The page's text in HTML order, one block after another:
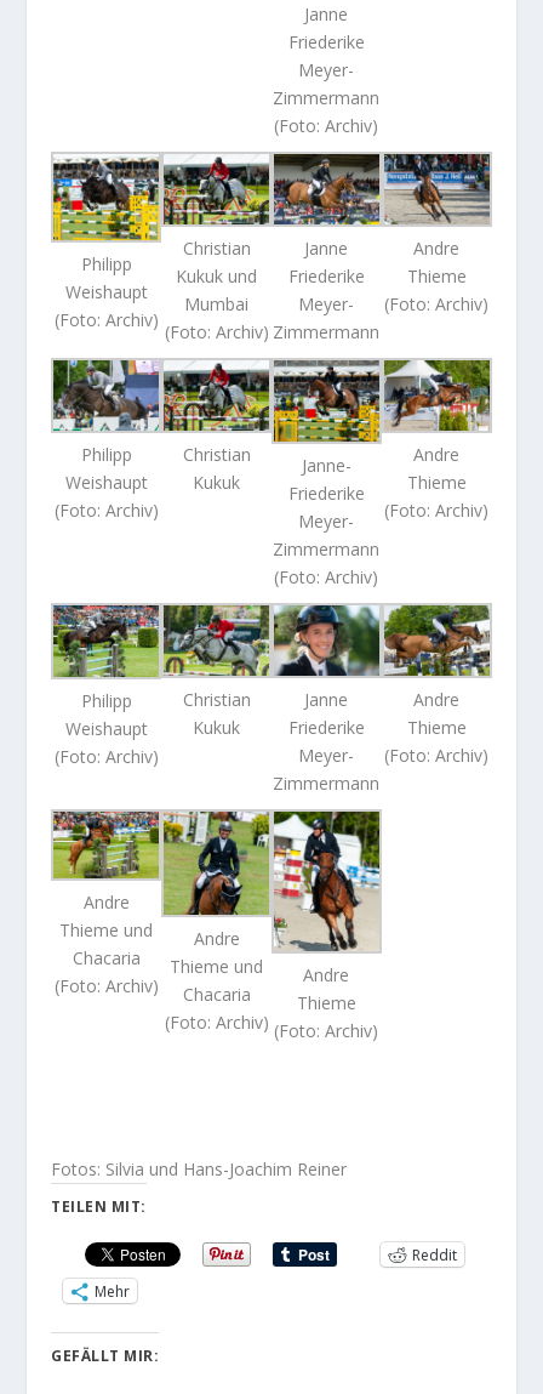
Janne
Friederike
Meyer-
Zimmermann
(Foto: Archiv)
Philipp
Weishaupt
(Foto: Archiv)
Christian
Kukuk und
Mumbai
(Foto: Archiv)
Janne
Friederike
Meyer-
Zimmermann
Andre
Thieme
(Foto: Archiv)
Philipp
Weishaupt
(Foto: Archiv)
Christian
Kukuk
Janne-
Friederike
Meyer-
Zimmermann
(Foto: Archiv)
Andre
Thieme
(Foto: Archiv)
Philipp
Weishaupt
(Foto: Archiv)
Christian
Kukuk
Janne
Friederike
Meyer-
Zimmermann
Andre
Thieme
(Foto: Archiv)
Andre
Thieme und
Chacaria
(Foto: Archiv)
Andre
Thieme und
Chacaria
(Foto: Archiv)
Andre
Thieme
(Foto: Archiv)
Fotos: Silvia und Hans-Joachim Reiner
TEILEN MIT:
Reddit
Mehr
GEFÄLLT MIR: